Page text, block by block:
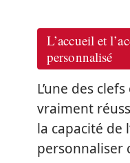
L’accueil et
personnalisé
L’une des
vraiment
la capacité de
personnaliser